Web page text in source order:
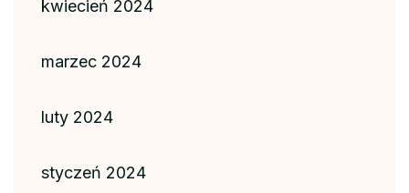
kwiecień 2024
marzec 2024
luty 2024
styczeń 2024